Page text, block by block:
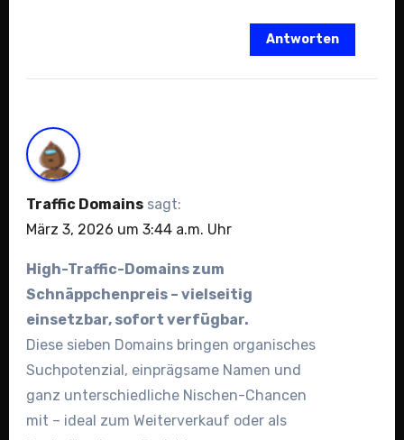
Antworten
Traffic Domains sagt:
März 3, 2026 um 3:44 a.m. Uhr
High-Traffic-Domains zum
Schnäppchenpreis – vielseitig
einsetzbar, sofort verfügbar.
Diese sieben Domains bringen organisches
Suchpotenzial, einprägsame Namen und
ganz unterschiedliche Nischen-Chancen
mit – ideal zum Weiterverkauf oder als